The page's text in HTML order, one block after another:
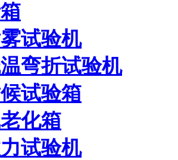
试验机
弯折试验机
试验箱
化箱
试验机